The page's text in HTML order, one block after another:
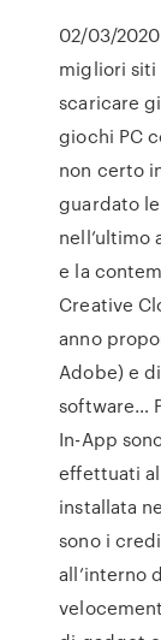
02/03/
migliori siti
scaricare
giochi PC
non certo
guardato
nell’ultimo
e la
Creative
anno
Adobe) e
software…
In-App
effettuati
installata
sono i
all’interno